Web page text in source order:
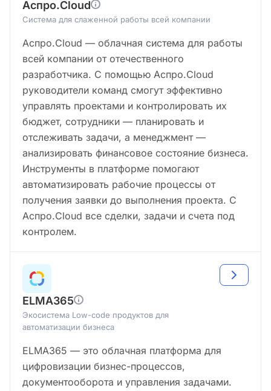
Аспро.Cloud
Система для слаженной работы всей компании
Аспро.Cloud — облачная система для работы
всей компании от отечественного
разработчика. С помощью Аспро.Cloud
руководители команд смогут эффективно
управлять проектами и контролировать их
бюджет, сотрудники — планировать и
отслеживать задачи, а менеджмент —
анализировать финансовое состояние бизнеса.
Инструменты в платформе помогают
автоматизировать рабочие процессы от
получения заявки до выполнения проекта. С
Аспро.Cloud все сделки, задачи и счета под
контролем.
ELMA365
Экосистема Low-code продуктов для
автоматизации бизнеса
ELMA365 — это облачная платформа для
цифровизации бизнес-процессов,
документооборота и управления задачами.